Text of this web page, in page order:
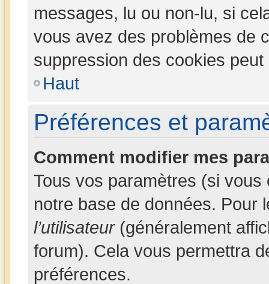
messages, lu ou non-lu, si
vous avez des problèmes de
suppression des cookies peut
Haut
Préférences et
Comment modifier mes
Tous vos paramètres (si
notre base de données. Pour
l’utilisateur(généralement
forum). Cela vous permettra
préférences.